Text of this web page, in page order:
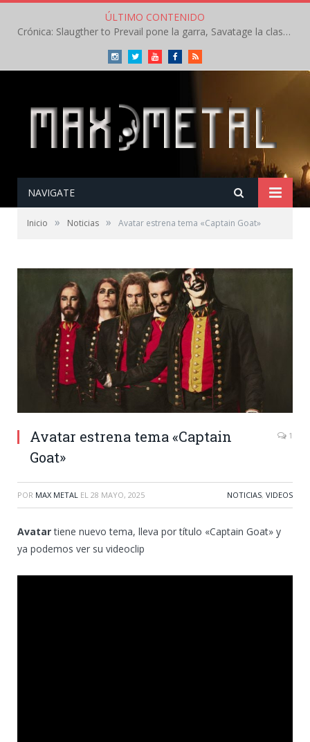
ÚLTIMO CONTENIDO
Crónica: Slaugther to Prevail pone la garra, Savatage la clase en la apertura del Leyendas del Rock – Miércoles – Agosto 2026
InstagramTwitterYoutubeFacebookRSS
NAVIGATE
Inicio » Noticias » Avatar estrena tema «Captain Goat»
Avatar estrena tema «Captain
Goat»
1
POR MAX METAL EL 28 MAYO, 2025 NOTICIAS, VIDEOS
Avatartiene nuevo tema, lleva por título «Captain Goat» y
ya podemos ver su videoclip